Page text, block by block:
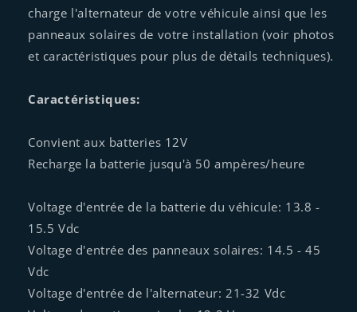
charge l'alternateur de votre véhicule ainsi que les
panneaux solaires de votre installation (voir photos
et caractéristiques pour plus de détails techniques).
Caractéristiques:
Convient aux batteries 12V
Recharge la batterie jusqu'à 50 ampères/heure
Voltage d'entrée de la batterie du véhicule: 13.8 -
15.5 Vdc
Voltage d'entrée des panneaux solaires: 14.5 - 45
Vdc
Voltage d'entrée de l'alternateur: 21-32 Vdc